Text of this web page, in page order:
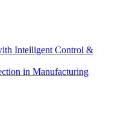
Intelligent Control &
in Manufacturing